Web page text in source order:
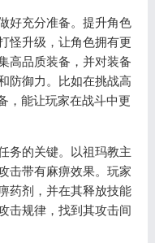
充分准备。提升角色
怪升级，让角色拥有更
高品质装备，并对装备
防御力。比如在挑战高
，能让玩家在战斗中更
的关键。以祖玛教主
击带有麻痹效果。玩家
药剂，并在其释放技能
击规律，找到其攻击间